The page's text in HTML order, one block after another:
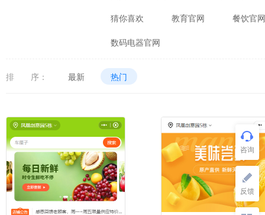
猜你喜欢 教育官网 餐饮官网
数码电器官网
排 序： 最新 热门